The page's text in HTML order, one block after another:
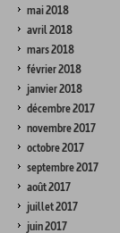
mai 2018
avril 2018
mars 2018
février 2018
janvier 2018
décembre 2017
novembre 2017
octobre 2017
septembre 2017
août 2017
juillet 2017
juin 2017